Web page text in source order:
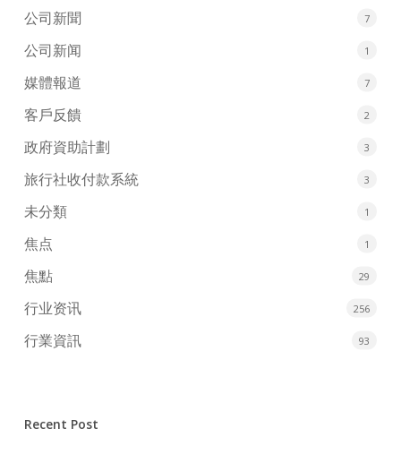
公司新聞 7
公司新闻 1
媒體報道 7
客戶反饋 2
政府資助計劃 3
旅行社收付款系統 3
未分類 1
焦点 1
焦點 29
行业资讯 256
行業資訊 93
Recent Post